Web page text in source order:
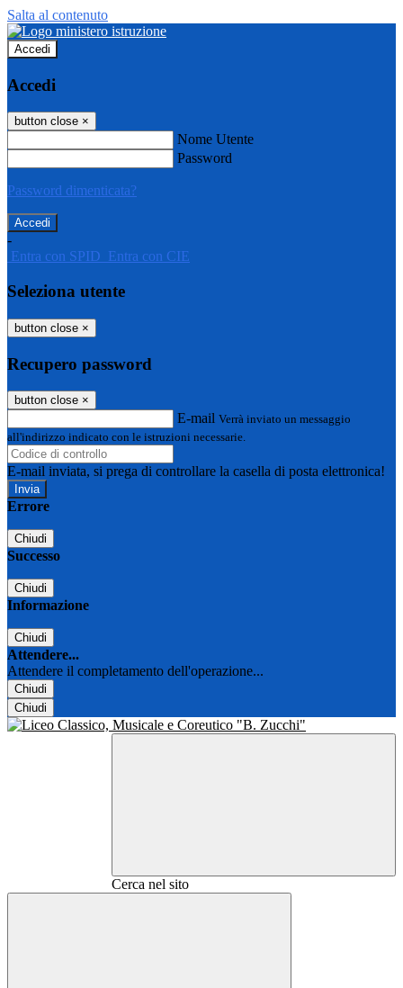
Salta al contenuto
Accedi
Accedi
button close ×
Nome Utente
Password
Password dimenticata?
-
Entra con SPID Entra con CIE
Seleziona utente
button close ×
Recupero password
button close ×
E-mail Verrà inviato un messaggio
all'indirizzo indicato con le istruzioni necessarie.
E-mail inviata, si prega di controllare la casella di posta elettronica!
Errore
Chiudi
Successo
Chiudi
Informazione
Chiudi
Attendere...
Attendere il completamento dell'operazione...
Chiudi
Chiudi
Cerca nel sito